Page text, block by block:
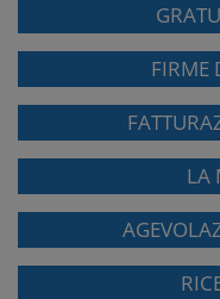
FIRME
LA